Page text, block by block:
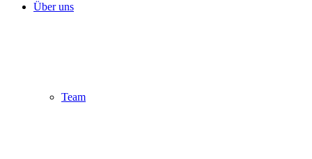
Über uns
Team